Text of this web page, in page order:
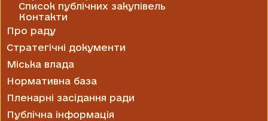
Список публічних закупівель
Контакти
Про раду
Стратегічні документи
Міська влада
Нормативна база
Пленарні засідання ради
Публічна інформація